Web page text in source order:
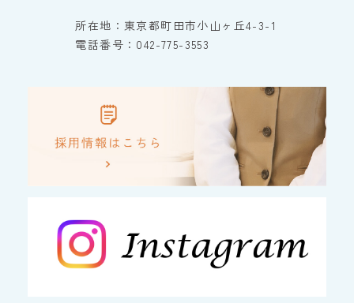
所在地：東京都町田市小山ヶ丘4-3-1
電話番号：042-775-3553